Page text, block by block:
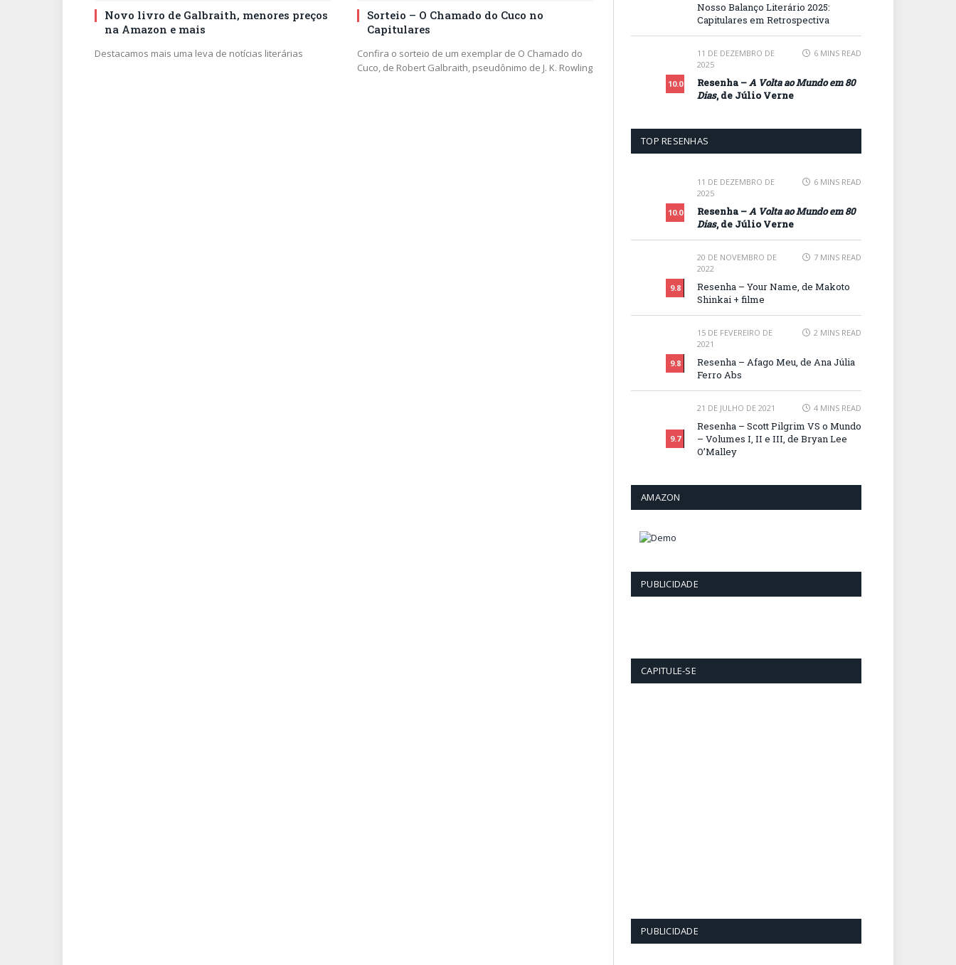
Novo livro de Galbraith, menores preços
na Amazon e mais
Destacamos mais uma leva de notícias literárias
Sorteio – O Chamado do Cuco no
Capitulares
Confira o sorteio de um exemplar de O Chamado do
Cuco, de Robert Galbraith, pseudônimo de J. K. Rowling
Nosso Balanço Literário 2025:
Capitulares em Retrospectiva
10.0
11 DE DEZEMBRO DE
2025
6 MINS READ
Resenha –A Volta ao Mundo em 80
Dias, de Júlio Verne
TOP RESENHAS
10.0
11 DE DEZEMBRO DE
2025
6 MINS READ
Resenha –A Volta ao Mundo em 80
Dias, de Júlio Verne
9.8
20 DE NOVEMBRO DE
2022
7 MINS READ
Resenha – Your Name, de Makoto
Shinkai + filme
9.8
15 DE FEVEREIRO DE
2021
2 MINS READ
Resenha – Afago Meu, de Ana Júlia
Ferro Abs
9.7
21 DE JULHO DE 2021 4 MINS READ
Resenha – Scott Pilgrim VS o Mundo
– Volumes I, II e III, de Bryan Lee
O’Malley
AMAZON
PUBLICIDADE
CAPITULE-SE
PUBLICIDADE